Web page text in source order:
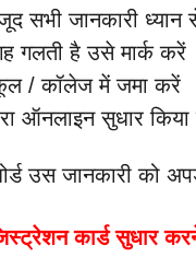
सभी जानकारी
गलती है उसे मार्क करें
/ कॉलेज में जमा करें
ऑनलाइन सुधार किया
उस जानकारी को
कार्ड सुधार